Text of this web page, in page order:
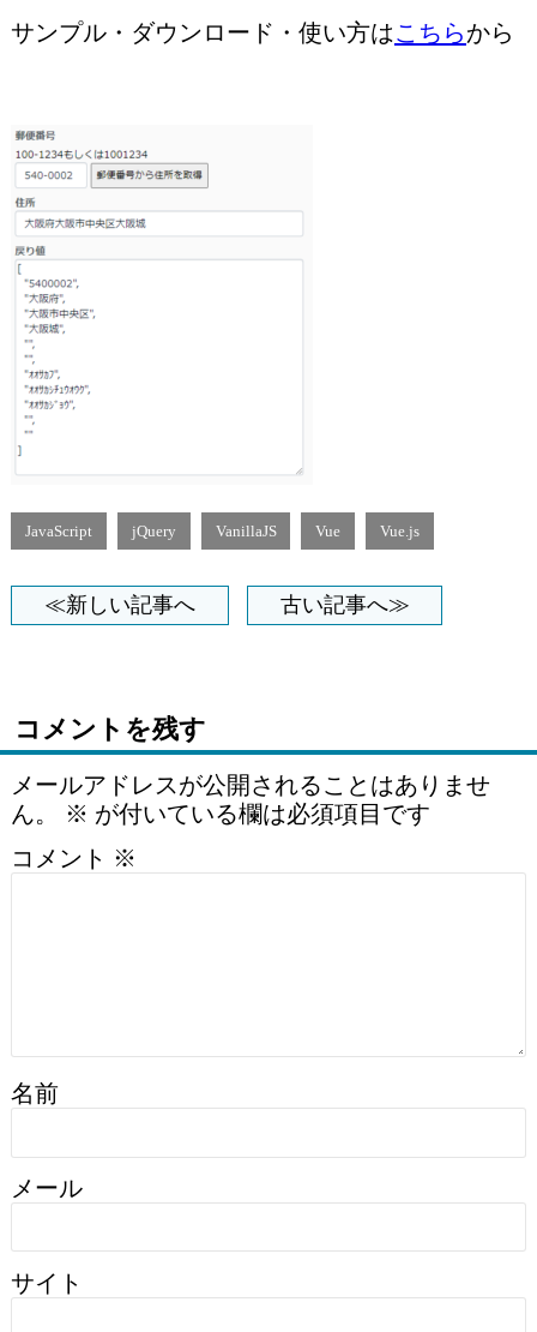
サンプル・ダウンロード・使い方はこちらから
JavaScript jQuery VanillaJS Vue Vue.js
≪新しい記事へ 古い記事へ≫
コメントを残す
メールアドレスが公開されることはありませ
ん。
※ が付いている欄は必須項目です
コメント ※
名前
メール
サイト